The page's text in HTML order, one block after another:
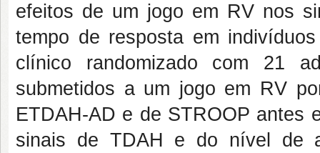
efeitos de um jogo em RV nos
tempo de resposta em
clínico randomizado com 21
submetidos a um jogo em RV
ETDAH-AD e de STROOP antes
sinais de TDAH e do nível de